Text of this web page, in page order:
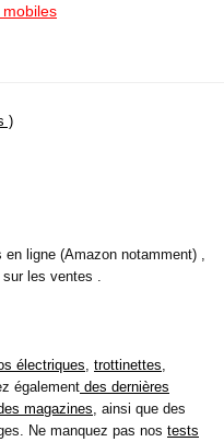
)
ligne (Amazon notamment) ,
les ventes .
électriques trottinettes
également des dernières
magazines , ainsi que des
Ne manquez pas nos tests